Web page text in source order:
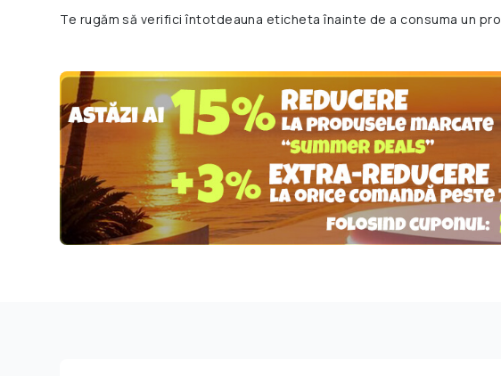
Te rugăm să verifici întotdeauna eticheta înainte de a consuma un